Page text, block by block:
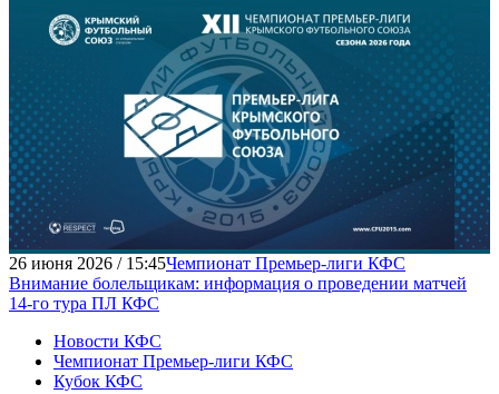
26 июня 2026 / 15:45Чемпионат Премьер-лиги КФС
Внимание болельщикам: информация о проведении матчей
14-го тура ПЛ КФС
Новости КФС
Чемпионат Премьер-лиги КФС
Кубок КФС